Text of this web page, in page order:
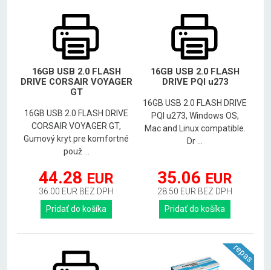
16GB USB 2.0 FLASH
DRIVE CORSAIR VOYAGER
GT
16GB USB 2.0 FLASH DRIVE
CORSAIR VOYAGER GT,
Gumový kryt pre komfortné
použ ...
44.28 EUR
36.00 EUR BEZ DPH
Pridať do košíka
16GB USB 2.0 FLASH
DRIVE PQI u273
16GB USB 2.0 FLASH DRIVE
PQI u273, Windows OS,
Mac and Linux compatible.
Dr ...
35.06 EUR
28.50 EUR BEZ DPH
Pridať do košíka
repas